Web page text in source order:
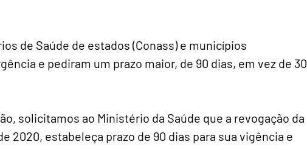
de Saúde de estados (Conass) e municípios
e pediram um prazo maior, de 90 dias, em vez de 30
solicitamos ao Ministério da Saúde que a revogação da
2020, estabeleça prazo de 90 dias para sua vigência e